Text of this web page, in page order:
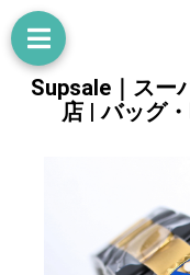
Supsale｜スー
店 | バッグ